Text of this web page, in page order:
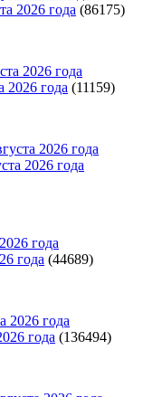
2026 года (86175)
2026 года (11159)
2026 года
года (44689)
года (136494)